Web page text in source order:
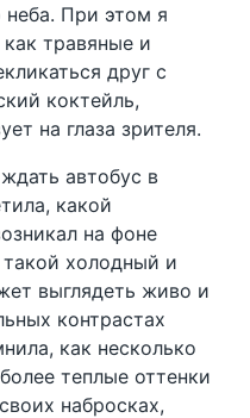
неба. При этом я
травяные и
друг с
коктейль,
на глаза зрителя.
автобус в
какой
на фоне
холодный и
выглядеть живо и
контрастах
как несколько
теплые оттенки
набросках,